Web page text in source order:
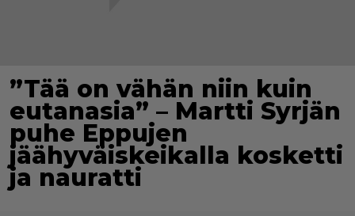
”Tää on vähän niin kuin
eutanasia” – Martti Syrjän
puhe Eppujen
jäähyväiskeikalla kosketti
ja nauratti